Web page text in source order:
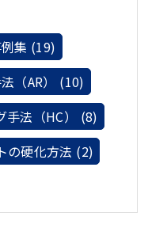
集 (19)
（AR） (10)
手法（HC） (8)
の硬化方法 (2)